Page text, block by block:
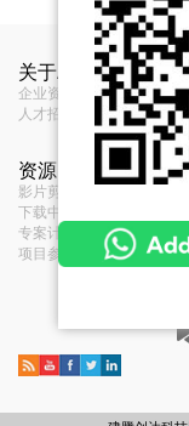
类型
Maximum
Number of
Cameras
云台
视频
Product
V21
V21
V21
Software &
轉換您的類比系統
Windows-
S110 -
关于ACTi
企业资讯
人才招募
资源
影片剪辑和播放清单
下载中心
专案计画
项目参考